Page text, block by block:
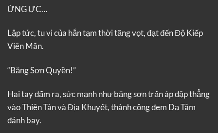
ỪNG ỰC…
Lập tức, tu vi của hắn tạm thời tăng vọt, đạt đến Độ Kiếp
Viên Mãn.
“Băng Sơn Quyền!”
Hai tay đấm ra, sức mạnh như băng sơn trấn áp đập thẳng
vào Thiên Tàn và Địa Khuyết, thành công đem Dạ Tâm
đánh bay.